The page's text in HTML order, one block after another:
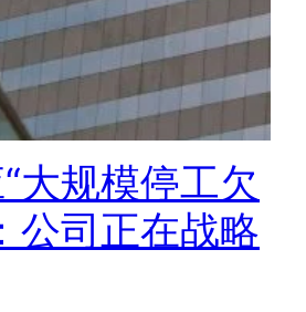
大规模停工欠
公司正在战略